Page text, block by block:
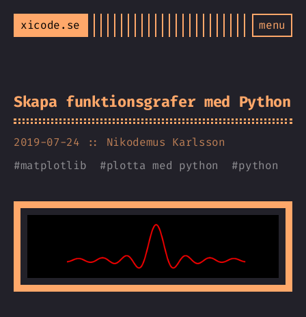
xicode.se menu
Skapa funktionsgrafer med Python
2019-07-24
:: Nikodemus Karlsson
#matplotlib #plotta med python #python